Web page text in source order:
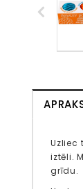
Uzliec
iztēli.
grīdu.